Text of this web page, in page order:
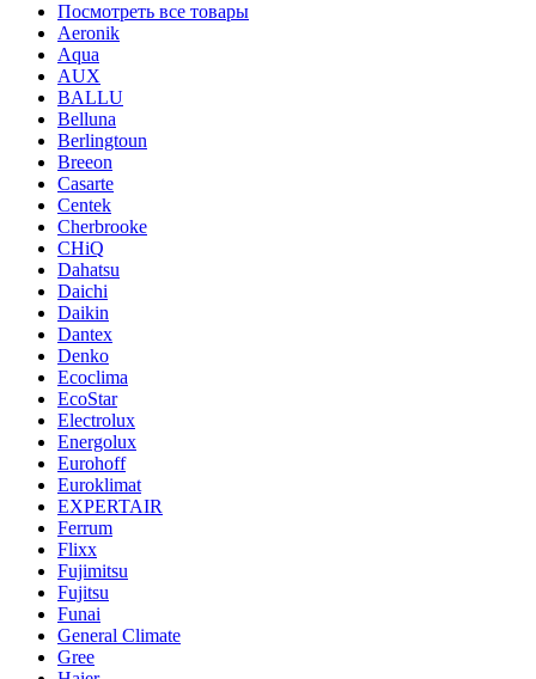
Посмотреть все товары
Aeronik
Aqua
AUX
BALLU
Belluna
Berlingtoun
Breeon
Casarte
Centek
Cherbrooke
CHiQ
Dahatsu
Daichi
Daikin
Dantex
Denko
Ecoclima
EcoStar
Electrolux
Energolux
Eurohoff
Euroklimat
EXPERTAIR
Ferrum
Flixx
Fujimitsu
Fujitsu
Funai
General Climate
Gree